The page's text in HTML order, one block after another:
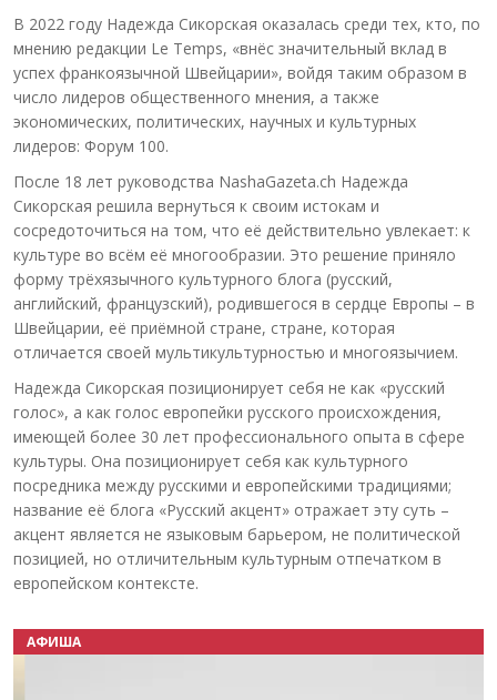
В 2022 году Надежда Сикорская оказалась среди тех, кто, по
мнению редакции Le Temps, «внёс значительный вклад в
успех франкоязычной Швейцарии», войдя таким образом в
число лидеров общественного мнения, а также
экономических, политических, научных и культурных
лидеров: Форум 100.
После 18 лет руководства NashaGazeta.ch Надежда
Сикорская решила вернуться к своим истокам и
сосредоточиться на том, что её действительно увлекает: к
культуре во всём её многообразии. Это решение приняло
форму трёхязычного культурного блога (русский,
английский, французский), родившегося в сердце Европы – в
Швейцарии, её приёмной стране, стране, которая
отличается своей мультикультурностью и многоязычием.
Надежда Сикорская позиционирует себя не как «русский
голос», а как голос европейки русского происхождения,
имеющей более 30 лет профессионального опыта в сфере
культуры. Она позиционирует себя как культурного
посредника между русскими и европейскими традициями;
название её блога «Русский акцент» отражает эту суть –
акцент является не языковым барьером, не политической
позицией, но отличительным культурным отпечатком в
европейском контексте.
АФИША